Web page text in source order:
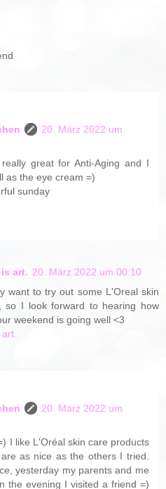
20. März 2022 um
great for Anti-Aging and I
as the eye cream =)
sunday
art. 20. März 2022 um 00:10
want to try out some L'Oreal skin
so I look forward to hearing how
weekend is going well <3
20. März 2022 um
I like L'Oréal skin care products
as nice as the others I tried.
yesterday my parents and me
the evening I visited a friend =)